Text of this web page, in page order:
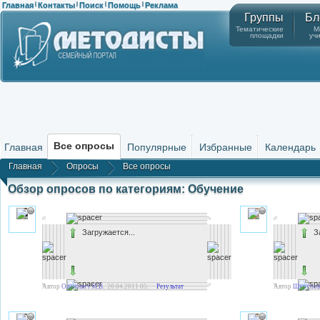
Главная | Контакты | Поиск | Помощь | Реклама
Группы
Тематические
площадки
Главная Все опросы Популярные Избранные Календарь
Главная Опросы Все опросы
Обзор опросов по категориям: Обучение
Загружается...
Автор Оданович М.В. 20.04.2011 05:02Результат Автор